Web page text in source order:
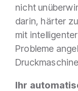
nicht
darin, härter
mit
Probleme
Ihr